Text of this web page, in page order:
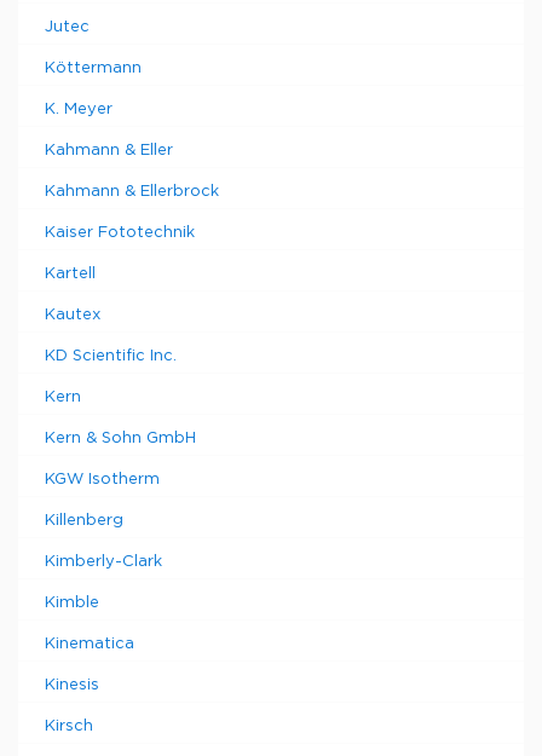
Jutec
Köttermann
K. Meyer
Kahmann & Eller
Kahmann & Ellerbrock
Kaiser Fototechnik
Kartell
Kautex
KD Scientific Inc.
Kern
Kern & Sohn GmbH
KGW Isotherm
Killenberg
Kimberly-Clark
Kimble
Kinematica
Kinesis
Kirsch